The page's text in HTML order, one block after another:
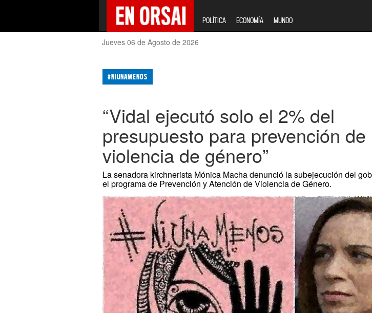
POLÍTICA ECONOMÍA MUNDO
Jueves 06 de Agosto de 2026
#NIUNAMENOS
“Vidal ejecutó solo el 2% del
presupuesto para prevención de
violencia de género”
La senadora kirchnerista Mónica Macha denunció la subejecución del
el programa de Prevención y Atención de Violencia de Género.